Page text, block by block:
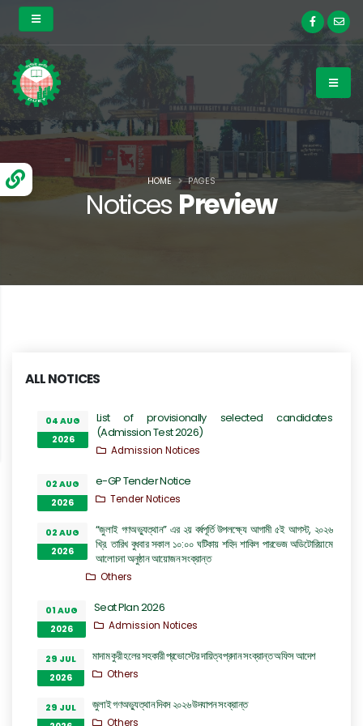
Notices Preview
HOME PAGES
ALL NOTICES
04 AUG
2026
List of provisionally selected candidates
(Admission Test 2026)
Admission Notices
02 AUG
2026
e-GP Tender Notice
Tender Notices
02 AUG
2026
“জুলাই গণঅভ্যুত্থান” এর ২য় বর্ষপূর্তি উপলক্ষ্যে আগামী ৫ই আগস্ট, ২০২৬
খ্রি. তারিখ বুধবার সকাল ১০:০০ ঘটিকায় শহিদ শাকিল পারভেজ অডিটোরিয়ামে
আলোচনা অনুষ্ঠান আয়োজন সংক্রান্ত
Others
01 AUG
2026
Seat Plan 2026
Admission Notices
29 JUL
2026
মাদাম কুরী হলের সহকারী প্রভোস্টের দায়িত্ব প্রদান সংক্রান্ত অফিস আদেশ
Others
29 JUL
জুলাই গণঅভ্যুত্থান দিবস ২০২৬ উদযাপন সংক্রান্ত
Others